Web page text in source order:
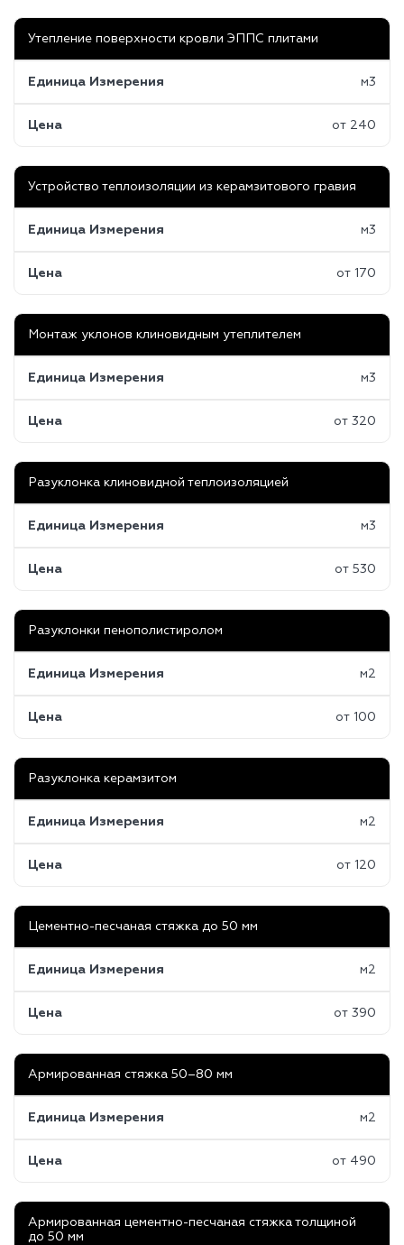
Утепление поверхности кровли ЭППС плитами
Единица Измерения м3
Цена от 240
Устройство теплоизоляции из керамзитового гравия
Единица Измерения м3
Цена от 170
Монтаж уклонов клиновидным утеплителем
Единица Измерения м3
Цена от 320
Разуклонка клиновидной теплоизоляцией
Единица Измерения м3
Цена от 530
Разуклонки пенополистиролом
Единица Измерения м2
Цена от 100
Разуклонка керамзитом
Единица Измерения м2
Цена от 120
Цементно-песчаная стяжка до 50 мм
Единица Измерения м2
Цена от 390
Армированная стяжка 50–80 мм
Единица Измерения м2
Цена от 490
Армированная цементно-песчаная стяжка толщиной
до 50 мм